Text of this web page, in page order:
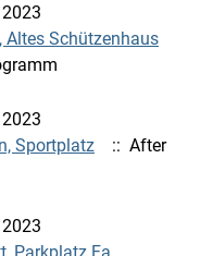
Altes Schützenhaus
Sportplatz
:: After
Parkplatz Fa.